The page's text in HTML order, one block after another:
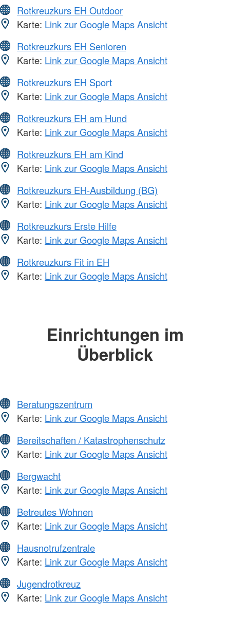
Rotkreuzkurs EH Outdoor
Karte: Link zur Google Maps Ansicht
Rotkreuzkurs EH Senioren
Karte: Link zur Google Maps Ansicht
Rotkreuzkurs EH Sport
Karte: Link zur Google Maps Ansicht
Rotkreuzkurs EH am Hund
Karte: Link zur Google Maps Ansicht
Rotkreuzkurs EH am Kind
Karte: Link zur Google Maps Ansicht
Rotkreuzkurs EH-Ausbildung (BG)
Karte: Link zur Google Maps Ansicht
Rotkreuzkurs Erste Hilfe
Karte: Link zur Google Maps Ansicht
Rotkreuzkurs Fit in EH
Karte: Link zur Google Maps Ansicht
Einrichtungen im
Überblick
Beratungszentrum
Karte: Link zur Google Maps Ansicht
Bereitschaften / Katastrophenschutz
Karte: Link zur Google Maps Ansicht
Bergwacht
Karte: Link zur Google Maps Ansicht
Betreutes Wohnen
Karte: Link zur Google Maps Ansicht
Hausnotrufzentrale
Karte: Link zur Google Maps Ansicht
Jugendrotkreuz
Karte: Link zur Google Maps Ansicht